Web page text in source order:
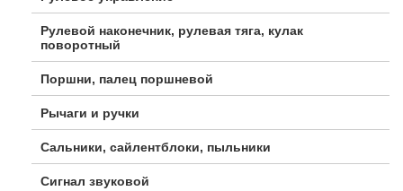
Рулевой наконечник, рулевая тяга, кулак
поворотный
Поршни, палец поршневой
Рычаги и ручки
Сальники, сайлентблоки, пыльники
Сигнал звуковой